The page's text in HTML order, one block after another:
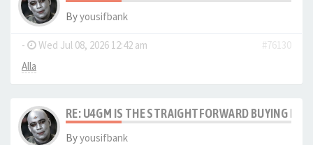
Byyousifbank
- Wed Jul 08, 2026 12:42 am
#76130
Alla
RE: U4GM IS THE STRAIGHTFORWARD BUYING
Byyousifbank